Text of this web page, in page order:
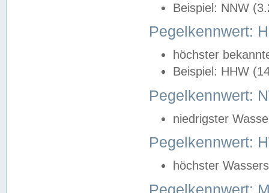
Beispiel: NNW
Pegelkennwert:
höchster
Beispiel: HHW
Pegelkennwert:
niedrigster
Pegelkennwert:
höchster
Pegelkennwert: